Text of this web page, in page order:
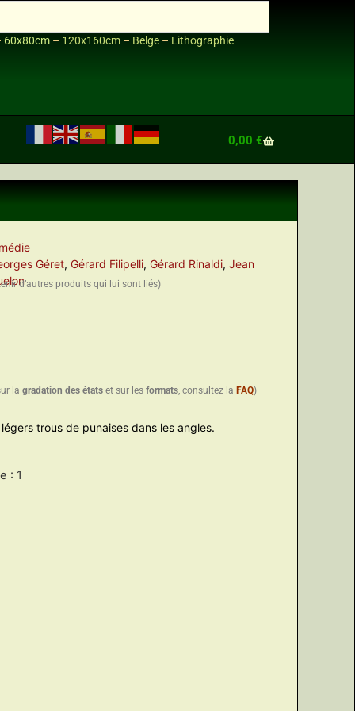
60x80cm – 120x160cm – Belge – Lithographie
0,00 €
Géret, Gérard Filipelli, Gérard Rinaldi, Jean
d’autres produits qui lui sont liés)
la gradation des états et sur les formats, consultez la FAQ)
trous de punaises dans les angles.
: 1